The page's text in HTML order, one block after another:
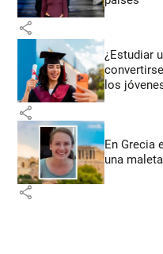
share
¿Estudiar
los
share
En Grecia
una
share